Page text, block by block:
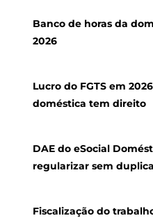
Banco de horas da
2026
Lucro do FGTS em
doméstica tem direito
DAE do eSocial
regularizar sem
Fiscalização do